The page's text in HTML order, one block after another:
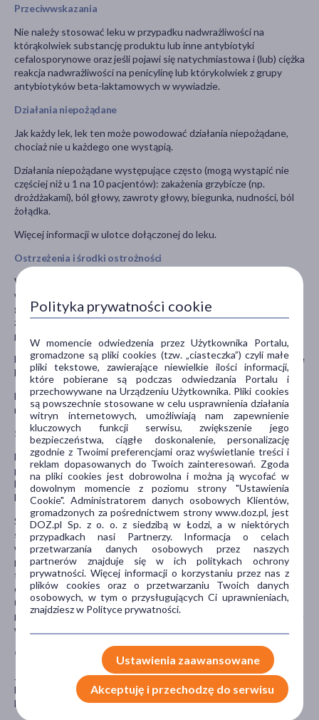
Przeciwwskazania
Nie należy stosować leku w przypadku nadwrażliwości na
którąkolwiek substancję produktu lub inne antybiotyki
cefalosporynowe oraz jeśli pojawi się natychmiastowa i (lub) ciężka
reakcja nadwrażliwości na penicylinę lub którykolwiek z grupy
antybiotyków beta-laktamowych w wywiadzie.
Działania niepożądane
Jak każdy lek, lek ten może powodować działania niepożądane,
chociaż nie u każdego one wystąpią.
Działania niepożądane występujące często (mogą wystąpić nie
częściej niż u 1 na 10 pacjentów): zakażenia grzybicze (np.
drożdżakami), ból głowy, zawroty głowy, biegunka, nudności, ból
żołądka.
Więcej informacji w ulotce dołączonej do leku.
Ostrzeżenia i środki ostrożności
W trakcie leczenia lekiem Bioracef należy zwrócić uwagę czy nie
występują takie dolegliwości jak: reakcje uczuleniowe, zakażenia
grzybicze (np. drożdżakami) i ciężka biegunka (rzekomobłoniaste
zapalenie jelita grubego). Zmniejszy to ryzyko pojawienia się
powikłań.
Bioracef może wpływać na wyniki badań wykrywających cukier we
krwi oraz badania krwi nazywanego testem Coombs'a.
Lek należy przechowywać w miejscu niewidocznym i
niedostępnym dla dzieci.
Stosowanie innych leków
Należy powiedzieć lekarzowi lub farmaceucie o wszystkich lekach
przyjmowanych przez pacjenta obecnie lub ostatnio, a także o
lekach, które pacjent planuje przyjmować, w tym również o tych,
które wydawane są bez recepty.
Szczególnie ważna jest informacja jeśli pacjent
stosuje: antybiotyki (aminoglikozydowe, kolistynę, polimyksynę i
wiomycynę); leki zwiększające objętości moczu wytwarzanego
przez organizm (diuretyki), takie jak kwas etakrynowy lub
furosemid; nifedypinę, lek stosowany w leczeniu wysokiego
ciśnienia krwi lub chorób serca; leki przeciwzakrzepowe
(rozrzedzające krew), takie jak warfaryna u niektórych
pacjentów. Cefiksym powoduje zaburzenia krzepnięcia krwi i może
wydłużać czas krzepnięcia krwi.
Ciąża i karmienie piersią
Jeśli pacjentka jest w ciąży lub karmi piersią, przypuszcza, że może
być w ciąży, lub gdy planuje mieć dziecko, powinna poradzić się
lekarza lub farmaceuty przed zastosowaniem tego leku.
Polityka prywatności cookie
W momencie odwiedzenia przez Użytkownika Portalu,
gromadzone są pliki cookies (tzw. „ciasteczka”) czyli małe
pliki tekstowe, zawierające niewielkie ilości informacji,
które pobierane są podczas odwiedzania Portalu i
przechowywane na Urządzeniu Użytkownika. Pliki cookies
są powszechnie stosowane w celu usprawnienia działania
witryn internetowych, umożliwiają nam zapewnienie
kluczowych funkcji serwisu, zwiększenie jego
bezpieczeństwa, ciągłe doskonalenie, personalizację
zgodnie z Twoimi preferencjami oraz wyświetlanie treści i
reklam dopasowanych do Twoich zainteresowań. Zgoda
na pliki cookies jest dobrowolna i można ją wycofać w
dowolnym momencie z poziomu strony "Ustawienia
Cookie". Administratorem danych osobowych Klientów,
gromadzonych za pośrednictwem strony www.doz.pl, jest
DOZ.pl Sp. z o. o. z siedzibą w Łodzi, a w niektórych
przypadkach nasi Partnerzy. Informacja o celach
przetwarzania danych osobowych przez naszych
partnerów znajduje się w ich politykach ochrony
prywatności. Więcej informacji o korzystaniu przez nas z
plików cookies oraz o przetwarzaniu Twoich danych
osobowych, w tym o przysługujących Ci uprawnieniach,
znajdziesz w Polityce prywatności.
Ustawienia zaawansowane
Akceptuję i przechodzę do serwisu